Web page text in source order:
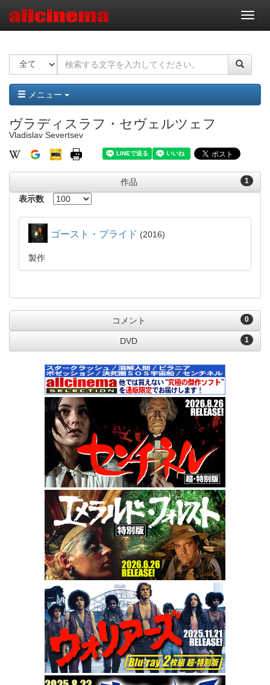
ナ
ビ
ー
ョ
ン
メニュー
ヴラディスラフ・セヴェルツェフ
Vladislav Severtsev
1
作品
表示数
ゴースト・ブライド 2016
製作
0
コメント
1
DVD